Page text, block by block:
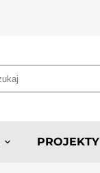
PROJEKTY